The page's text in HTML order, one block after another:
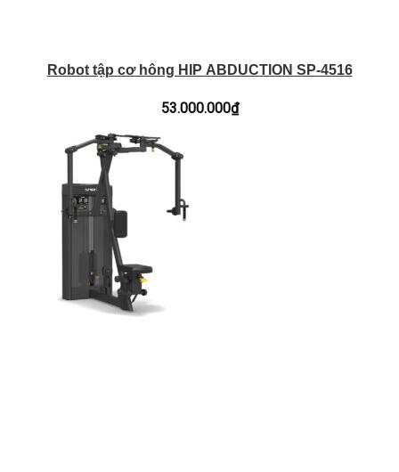
Robot tập cơ hông HIP ABDUCTION SP-4516
53.000.000₫